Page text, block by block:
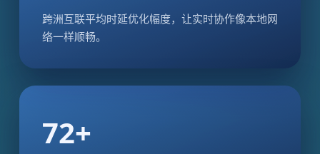
跨洲互联平均时延优化幅度，让实时协作像本地网
络一样顺畅。
72+